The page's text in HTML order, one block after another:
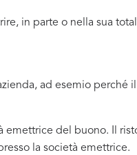
in parte o nella sua
ad esemio perché
del buono. Il
la società emettrice.